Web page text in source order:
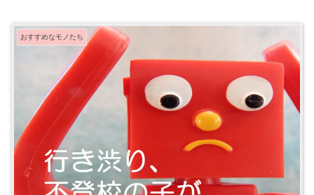
おすすめなモノたち